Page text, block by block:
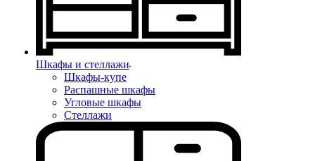
Шкафы и стеллажи
Шкафы-купе
Распашные шкафы
Угловые шкафы
Стеллажи